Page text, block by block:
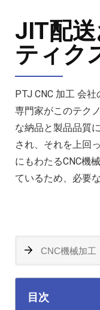
JIT配
ティク
PTJ CNC 加工 会
専門家がこのテク
な納品と製品品質
され、それを上回
にもわたるCNC機
ているため、必要
目次